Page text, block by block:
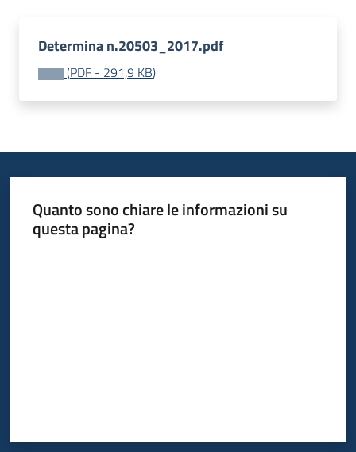
Determina n.20503_2017.pdf
(PDF - 291,9 KB)
Quanto sono chiare le informazioni su
questa pagina?